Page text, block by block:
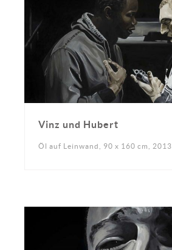
Vinz und Hubert
Öl auf Leinwand, 90 x 160 cm, 2013